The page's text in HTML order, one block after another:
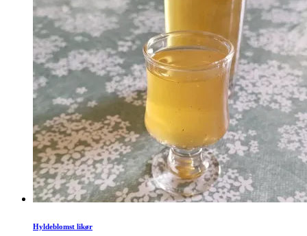
Hyldeblomst likør